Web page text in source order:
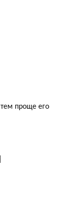
проще его